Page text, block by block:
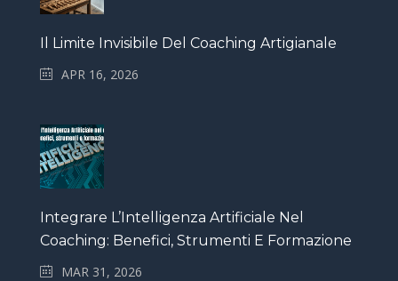
Il Limite Invisibile Del Coaching Artigianale
APR 16, 2026
Integrare L’Intelligenza Artificiale Nel
Coaching: Benefici, Strumenti E Formazione
MAR 31, 2026